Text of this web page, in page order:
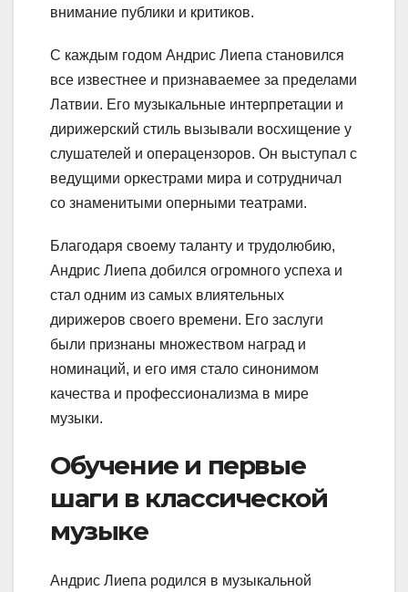
внимание публики и критиков.
С каждым годом Андрис Лиепа становился
все известнее и признаваемее за пределами
Латвии. Его музыкальные интерпретации и
дирижерский стиль вызывали восхищение у
слушателей и операцензоров. Он выступал с
ведущими оркестрами мира и сотрудничал
со знаменитыми оперными театрами.
Благодаря своему таланту и трудолюбию,
Андрис Лиепа добился огромного успеха и
стал одним из самых влиятельных
дирижеров своего времени. Его заслуги
были признаны множеством наград и
номинаций, и его имя стало синонимом
качества и профессионализма в мире
музыки.
Обучение и первые
шаги в классической
музыке
Андрис Лиепа родился в музыкальной